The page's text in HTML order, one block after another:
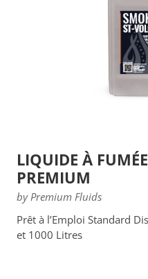
LIQUIDE À
PREMIUM
by Premium Fluids
Prêt à l’Emploi Standard
et 1000 Litres